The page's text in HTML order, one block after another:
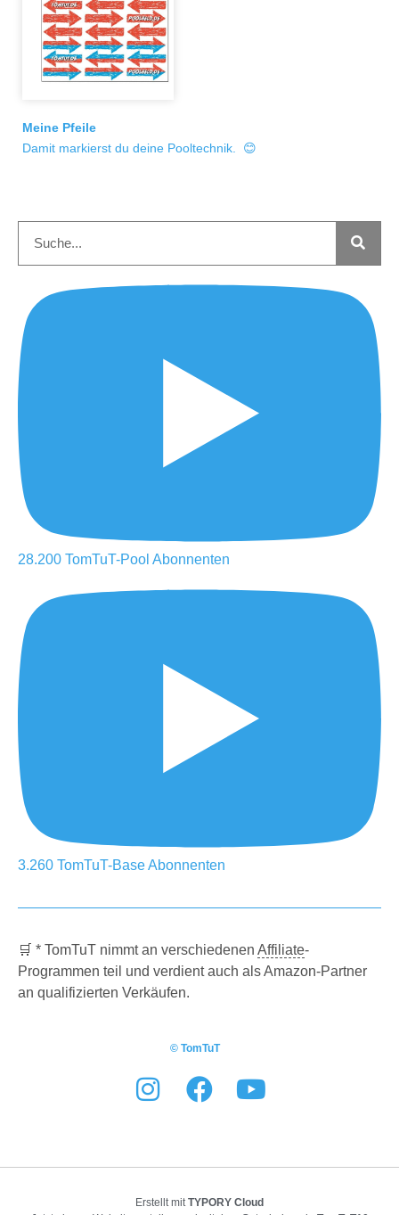
Meine Pfeile
Damit markierst du deine Pooltechnik. 😊
28.200 TomTuT-Pool Abonnenten
3.260 TomTuT-BaseAbonnenten
🛒 * TomTuT nimmt an verschiedenen Affiliate-
Programmen teil und verdient auch als Amazon-Partner
an qualifizierten Verkäufen.
© TomTuT
Erstellt mitTYPORY Cloud